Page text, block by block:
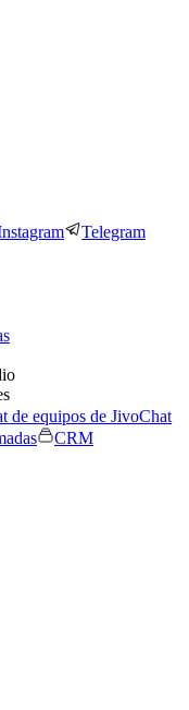
Telegram
de equipos de JivoChat
CRM